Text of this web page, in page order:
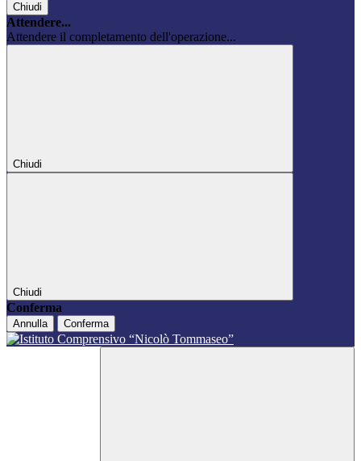
Chiudi
Attendere...
Attendere il completamento dell'operazione...
Chiudi
Chiudi
Conferma
Annulla Conferma